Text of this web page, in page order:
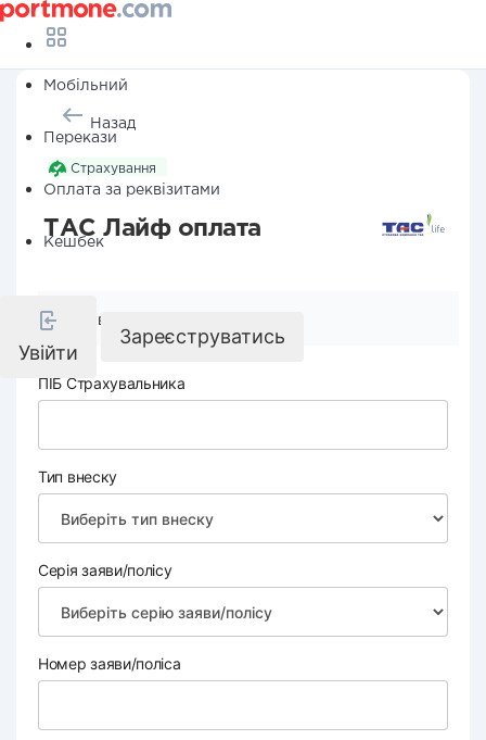
Мобільний
Перекази
Оплата за реквізитами
Кешбек
Увійти
Зареєструватись
Назад
Страхування
ТАС Лайф оплата
Реквізити компанії
ПІБ Страхувальника
Тип внеску
Серія заяви/полісу
Номер заяви/поліса